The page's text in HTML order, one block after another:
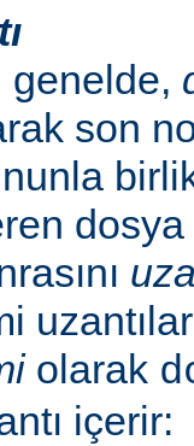
genelde,
son
olarak
içerir: